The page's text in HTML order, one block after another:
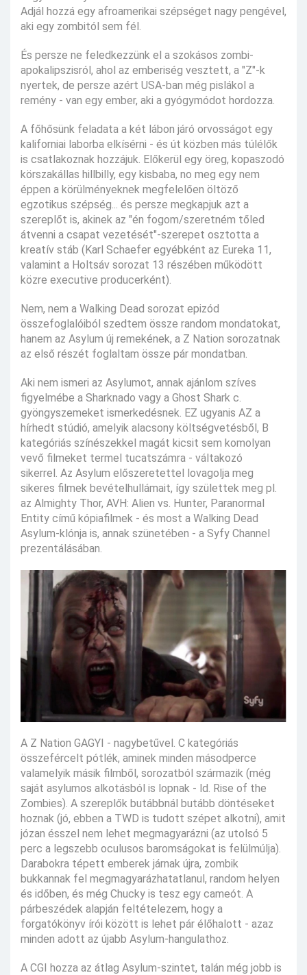
Adjál hozzá egy afroamerikai szépséget nagy pengével,
aki egy zombitól sem fél.
És persze ne feledkezzünk el a szokásos zombi-
apokalipszisról, ahol az emberiség vesztett, a "Z"-k
nyertek, de persze azért USA-ban még pislákol a
remény - van egy ember, aki a gyógymódot hordozza.
A főhősünk feladata a két lábon járó orvosságot egy
kaliforniai laborba elkísérni - és út közben más túlélők
is csatlakoznak hozzájuk. Előkerül egy öreg, kopaszodó
körszakállas hillbilly, egy kisbaba, no meg egy nem
éppen a körülményeknek megfelelően öltöző
egzotikus szépség... és persze megkapjuk azt a
szereplőt is, akinek az "én fogom/szeretném tőled
átvenni a csapat vezetését"-szerepet osztotta a
kreatív stáb (Karl Schaefer egyébként az Eureka 11,
valamint a Holtsáv sorozat 13 részében működött
közre executive producerként).
Nem, nem a Walking Dead sorozat epizód
összefoglalóiból szedtem össze random mondatokat,
hanem az Asylum új remekének, a Z Nation sorozatnak
az első részét foglaltam össze pár mondatban.
Aki nem ismeri az Asylumot, annak ajánlom szíves
figyelmébe a Sharknado vagy a Ghost Shark c.
gyöngyszemeket ismerkedésnek. EZ ugyanis AZ a
hírhedt stúdió, amelyik alacsony költségvetésből, B
kategóriás színészekkel magát kicsit sem komolyan
vevő filmeket termel tucatszámra - váltakozó
sikerrel. Az Asylum előszeretettel lovagolja meg
sikeres filmek bevételhullámait, így születtek meg pl.
az Almighty Thor, AVH: Alien vs. Hunter, Paranormal
Entity című kópiafilmek - és most a Walking Dead
Asylum-klónja is, annak szünetében - a Syfy Channel
prezentálásában.
A Z Nation GAGYI - nagybetűvel. C kategóriás
összefércelt pótlék, aminek minden másodperce
valamelyik másik filmből, sorozatból származik (még
saját asylumos alkotásból is lopnak - ld. Rise of the
Zombies). A szereplők butábbnál butább döntéseket
hoznak (jó, ebben a TWD is tudott szépet alkotni), amit
józan ésszel nem lehet megmagyarázni (az utolsó 5
perc a legszebb oculusos baromságokat is felülmúlja).
Darabokra tépett emberek járnak újra, zombik
bukkannak fel megmagyarázhatatlanul, random helyen
és időben, és még Chucky is tesz egy cameót. A
párbeszédek alapján feltételezem, hogy a
forgatókönyv írói között is lehet pár élőhalott - azaz
minden adott az újabb Asylum-hangulathoz.
A CGI hozza az átlag Asylum-szintet, talán még jobb is